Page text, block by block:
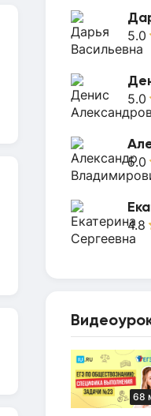
5.0
5.0
5.0
4.8
68